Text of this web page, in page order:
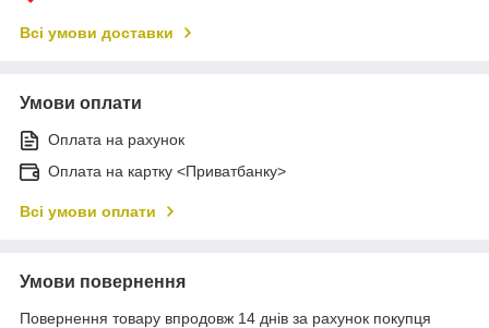
Всі умови доставки
Умови оплати
Оплата на рахунок
Оплата на картку <Приватбанку>
Всі умови оплати
Умови повернення
Повернення товару впродовж 14 днів за рахунок покупця